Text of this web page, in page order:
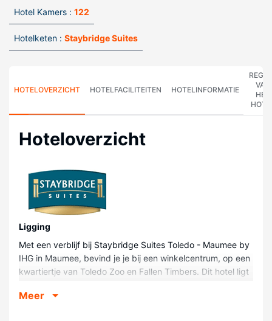
Hotel Kamers : 122
Hotelketen : Staybridge Suites
HOTELOVERZICHT HOTELFACILITEITEN HOTELINFORMATIE
VAN
HET
Hoteloverzicht
Ligging
Met een verblijf bij Staybridge Suites Toledo - Maumee by
IHG in Maumee, bevind je je bij een winkelcentrum, op een
kwartiertje van Toledo Zoo en Fallen Timbers. Dit hotel ligt
Fallen Timbers State Memorial.
Meer